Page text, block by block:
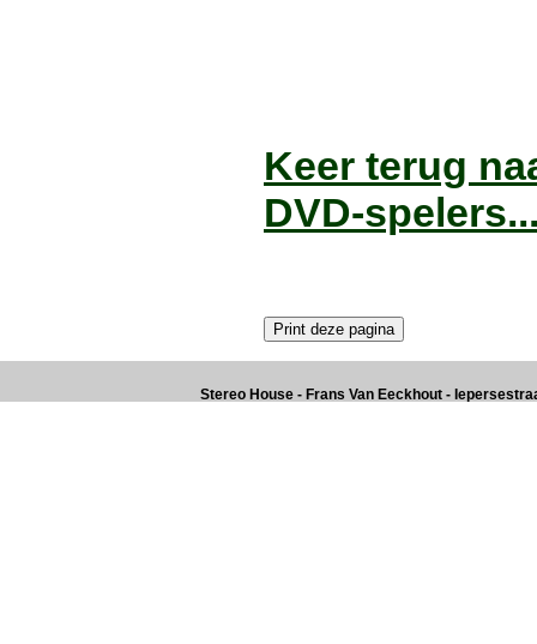
Keer terug
DVD-
Stereo House - Frans Van Eeckhout -